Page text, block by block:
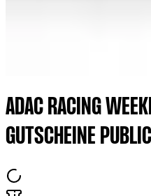
ADAC RACING
GUTSCHEINE